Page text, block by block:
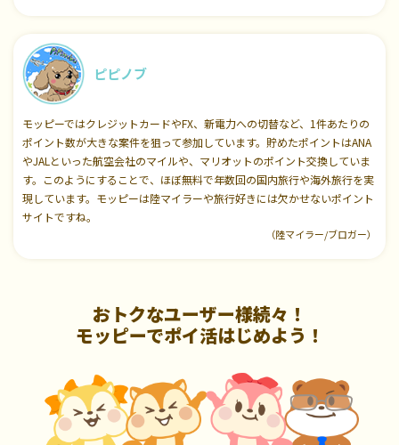
ピピノブ
モッピーではクレジットカードやFX、新電力への切替など、1件あたりの
ポイント数が大きな案件を狙って参加しています。貯めたポイントはANA
やJALといった航空会社のマイルや、マリオットのポイント交換していま
す。このようにすることで、ほぼ無料で年数回の国内旅行や海外旅行を実
現しています。モッピーは陸マイラーや旅行好きには欠かせないポイント
サイトですね。
（陸マイラー/ブロガー）
おトクなユーザー様続々！
モッピーでポイ活はじめよう！